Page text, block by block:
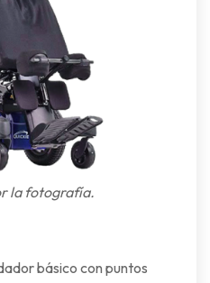
la fotografía.
básico con puntos